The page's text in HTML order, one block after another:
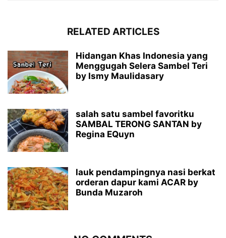
RELATED ARTICLES
Hidangan Khas Indonesia yang
Menggugah Selera Sambel Teri
by Ismy Maulidasary
salah satu sambel favoritku
SAMBAL TERONG SANTAN by
Regina EQuyn
lauk pendampingnya nasi berkat
orderan dapur kami ACAR by
Bunda Muzaroh